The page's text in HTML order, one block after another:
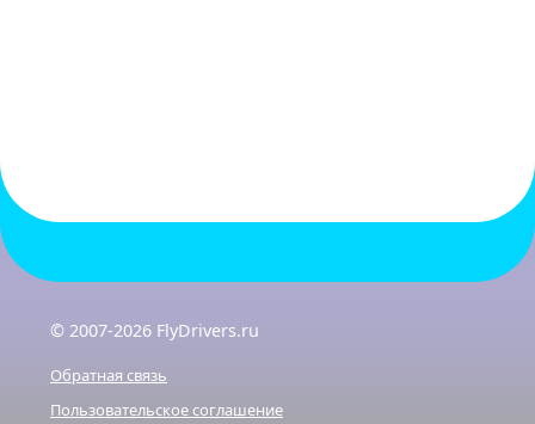
© 2007-2026 FlyDrivers.ru
Обратная связь
Пользовательское соглашение